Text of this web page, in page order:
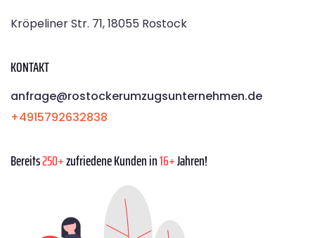
Kröpeliner Str. 71, 18055 Rostock
KONTAKT
anfrage@rostockerumzugsunternehmen.de
+4915792632838
Bereits250+zufriedene Kunden in16+Jahren!